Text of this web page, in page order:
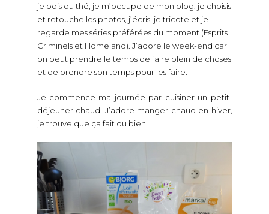
je bois du thé, je m’occupe de mon blog, je choisis
et retouche les photos, j’écris, je tricote et je
regarde mes séries préférées du moment (Esprits
Criminels et Homeland). J’adore le week-end car
on peut prendre le temps de faire plein de choses
et de prendre son temps pour les faire.
Je commence ma journée par cuisiner un petit-
déjeuner chaud. J’adore manger chaud en hiver,
je trouve que ça fait du bien.